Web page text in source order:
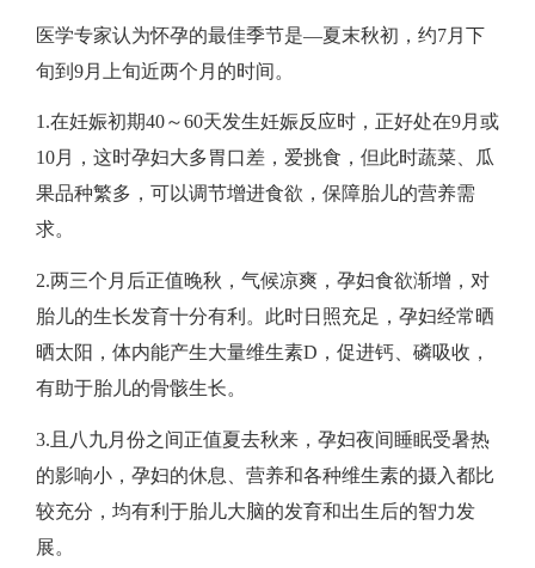
医学专家认为怀孕的最佳季节是—夏末秋初，约7月下
旬到9月上旬近两个月的时间。
1.在妊娠初期40～60天发生妊娠反应时，正好处在9月或
10月，这时孕妇大多胃口差，爱挑食，但此时蔬菜、瓜
果品种繁多，可以调节增进食欲，保障胎儿的营养需
求。
2.两三个月后正值晚秋，气候凉爽，孕妇食欲渐增，对
胎儿的生长发育十分有利。此时日照充足，孕妇经常晒
晒太阳，体内能产生大量维生素D，促进钙、磷吸收，
有助于胎儿的骨骸生长。
3.且八九月份之间正值夏去秋来，孕妇夜间睡眠受暑热
的影响小，孕妇的休息、营养和各种维生素的摄入都比
较充分，均有利于胎儿大脑的发育和出生后的智力发
展。